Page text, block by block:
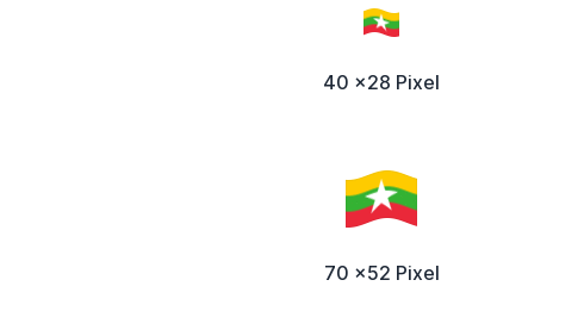
40 x28 Pixel
70 x52 Pixel